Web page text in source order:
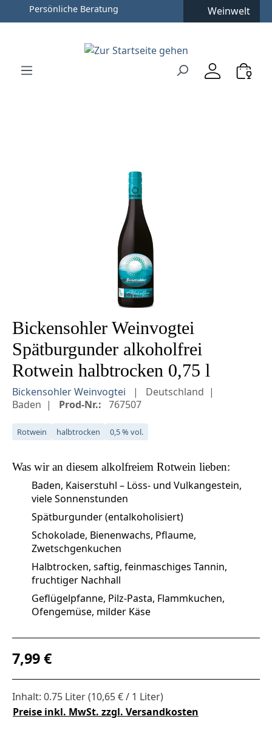
Zum Hauptinhalt springen
Zur Hauptnavigation springen
Persönliche Beratung Weinwelt
Bildergalerie überspringen
Bickensohler Weinvogtei
Spätburgunder alkoholfrei
Rotwein halbtrocken 0,75 l
Bickensohler Weinvogtei
Deutschland
Baden
Prod-Nr.: 767507
Rotwein halbtrocken 0,5 % vol.
Was wir an diesem alkolfreiem Rotwein lieben:
Baden, Kaiserstuhl – Löss- und Vulkangestein,
viele Sonnenstunden
Spätburgunder (entalkoholisiert)
Schokolade, Bienenwachs, Pflaume,
Zwetschgenkuchen
Halbtrocken, saftig, feinmaschiges Tannin,
fruchtiger Nachhall
Geflügelpfanne, Pilz-Pasta, Flammkuchen,
Ofengemüse, milder Käse
Regulärer Preis:
7,99 €
Inhalt: 0.75 Liter(10,65 € / 1 Liter)
Preise inkl. MwSt. zzgl. Versandkosten